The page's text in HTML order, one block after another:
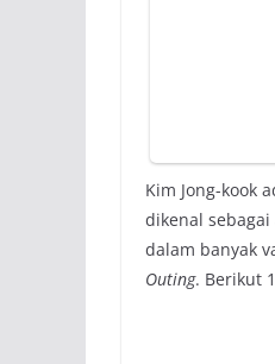
Kim Jong-kook
dikenal
dalam banyak
Outing. Berikut